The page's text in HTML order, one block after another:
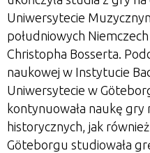
Uniwersytecie
południowych
Christopha Bosserta.
naukowej w Instytucie
Uniwersytecie w
kontynuowała naukę
historycznych, jak
Göteborgu studiowała